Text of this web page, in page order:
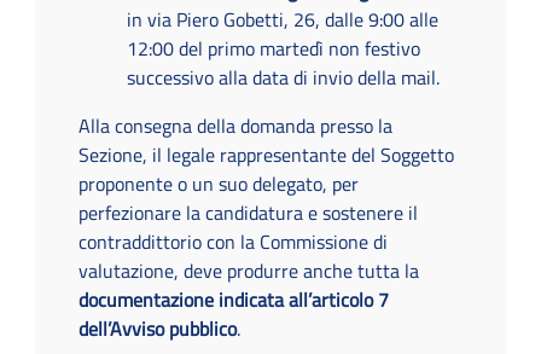
in via Piero Gobetti, 26, dalle 9:00 alle
12:00 del primo martedì non festivo
successivo alla data di invio della mail.
Alla consegna della domanda presso la
Sezione, il legale rappresentante del Soggetto
proponente o un suo delegato, per
perfezionare la candidatura e sostenere il
contraddittorio con la Commissione di
valutazione, deve produrre anche tutta la
documentazione indicata all’articolo 7
dell’Avviso pubblico.